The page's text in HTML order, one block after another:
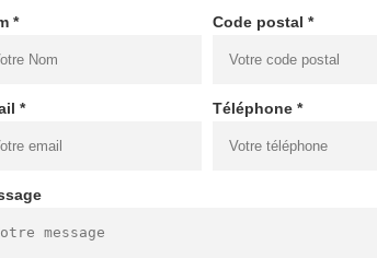
* Code postal *
* Téléphone *